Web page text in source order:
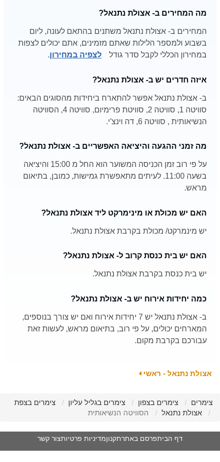
מה המחירים ב- אצולת נתנאל?
המחירים ב- אצולת נתנאל משתנים בהתאם לעונה, ליום
בשבוע ולמספר הלילות שאתם מזמינים, אתם יכולים לצפות
במחירון הכללי לקבל סדר גודל
לצפיה במחירון.
איזה חדרים יש ב- אצולת נתנאל?
ב- אצולת נתנאל אפשר להתארח ביחידות מהסוגים הבאים:
סוויטה 1, סוויטה 2, סוויטת פרימיום, סוויטה 4, הסוויטה
הנשיאותית , סוויטה 6, דה וינצ'י.
מה זמני ההגעה והיציאה האפשריים ב- אצולת נתנאל?
על פי רוב זמן הכניסה המשוער הוא החל מ 15:00 והיציאה
בשעה 11:00. לעיתים מתאפשרת גמישות, כמובן, בתיאום
מראש.
האם יש מכולת או מינימרקט ליד אצולת נתנאל?
יש מינמרקט/ מכולת בקרבת אצולת נתנאל.
האם יש בית כנסת קרוב ל- אצולת נתנאל?
יש בית כנסת בקרבת אצולת נתנאל.
כמה יחידות אירוח יש ב- אצולת נתנאל?
ב- אצולת נתנאל יש 7 יחידות אירוח ואם יש צורך בנוספים,
המארחים יכולים, על פי רוב, בתיאום מראש, לעשות זאת
עבורכם בקרבת מקום.
אצולת נתנאל - ראשי
צימרים צימרים בצפון צימרים בגליל עליון
צימרים בצפת
אצולת נתנאל
הסוויטה הנשיאותית
דף הביתפרסם באתרתקנוןמדיניות פרטיותצור קשר